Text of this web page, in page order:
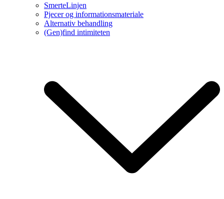
SmerteLinjen
Pjecer og informationsmateriale
Alternativ behandling
(Gen)find intimiteten